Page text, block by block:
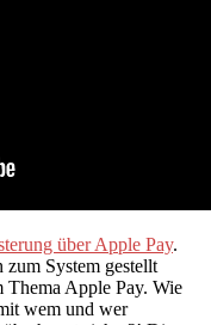
über Apple Pay.
System gestellt
Thema Apple Pay. Wie
wem und wer